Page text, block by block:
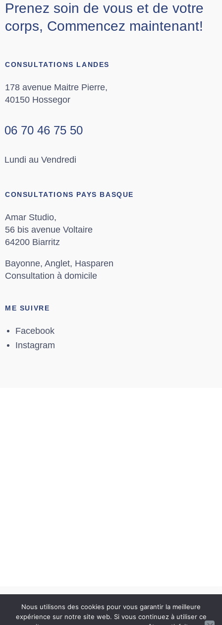
Prenez soin de vous et de votre
corps, Commencez maintenant!
CONSULTATIONS LANDES
178 avenue Maitre Pierre,
40150 Hossegor
06 70 46 75 50
Lundi au Vendredi
CONSULTATIONS PAYS BASQUE
Amar Studio,
56 bis avenue Voltaire
64200 Biarritz
Bayonne, Anglet, Hasparen
Consultation à domicile
ME SUIVRE
Facebook
Instagram
Politique de confidentialité| RéalisationNouveausoft.com
Nous utilisons des cookies pour vous garantir la meilleure
expérience sur notre site web. Si vous continuez à utiliser ce